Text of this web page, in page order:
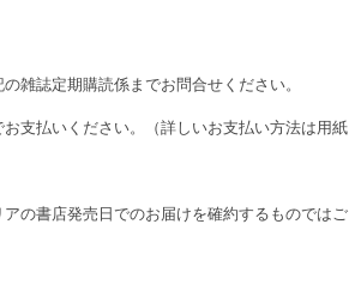
雑誌定期購読係までお問合せください。
支払いください。（詳しいお支払い方法は用紙
の書店発売日でのお届けを確約するものではご